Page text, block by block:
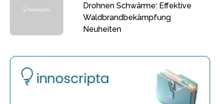
Drohnen Schwärme: Effektive
Waldbrandbekämpfung
Neuheiten